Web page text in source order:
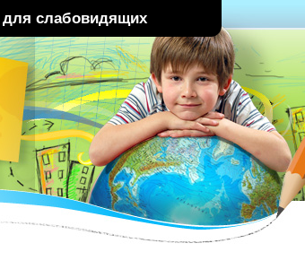
для слабовидящих